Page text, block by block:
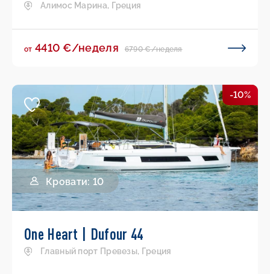
Алимос Марина, Греция
от 4410 €/неделя 6790 €/неделя
-10%
Кровати: 10
One Heart | Dufour 44
Главный порт Превезы, Греция